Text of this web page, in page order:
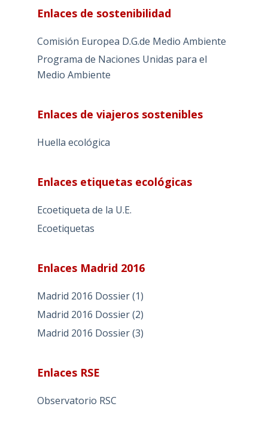
Enlaces de sostenibilidad
Comisión Europea D.G.de Medio Ambiente
Programa de Naciones Unidas para el
Medio Ambiente
Enlaces de viajeros sostenibles
Huella ecológica
Enlaces etiquetas ecológicas
Ecoetiqueta de la U.E.
Ecoetiquetas
Enlaces Madrid 2016
Madrid 2016 Dossier (1)
Madrid 2016 Dossier (2)
Madrid 2016 Dossier (3)
Enlaces RSE
Observatorio RSC